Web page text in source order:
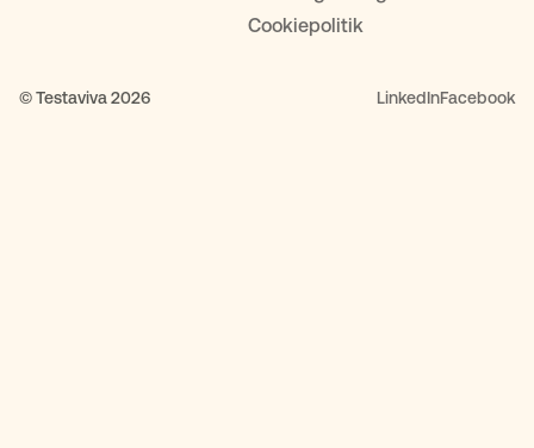
Cookiepolitik
© Testaviva 2026 LinkedInFacebook